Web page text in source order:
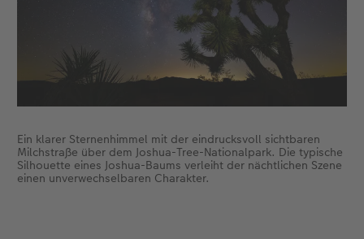
Ein klarer Sternenhimmel mit der eindrucksvoll sichtbaren
Milchstraße über dem Joshua-Tree-Nationalpark. Die typische
Silhouette eines Joshua-Baums verleiht der nächtlichen Szene
einen unverwechselbaren Charakter.